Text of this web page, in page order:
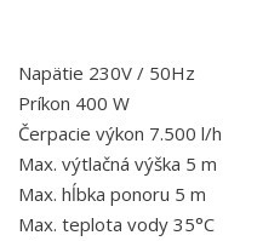
Napätie 230V / 50Hz
Príkon 400 W
Čerpacie výkon 7.500 l/h
Max. výtlačná výška 5 m
Max. hĺbka ponoru 5 m
Max. teplota vody 35°C